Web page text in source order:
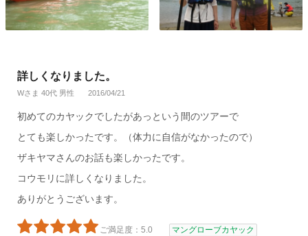
詳しくなりました。
Wさま 40代 男性 2016/04/21
初めてのカヤックでしたがあっという間のツアーで
とても楽しかったです。（体力に自信がなかったので）
ザキヤマさんのお話も楽しかったです。
コウモリに詳しくなりました。
ありがとうございます。
ご満足度：5.0
マングローブカヤック